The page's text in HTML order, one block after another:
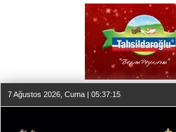
7 Ağustos 2026, Cuma | 05:37:16